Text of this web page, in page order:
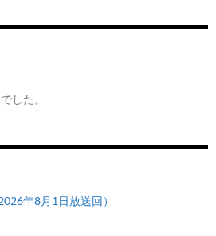
した。
年8月1日放送回）